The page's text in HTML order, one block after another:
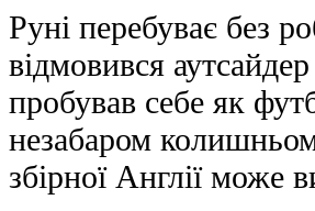
Руні перебуває без
відмовився
пробував себе як
незабаром
збірної Англії може